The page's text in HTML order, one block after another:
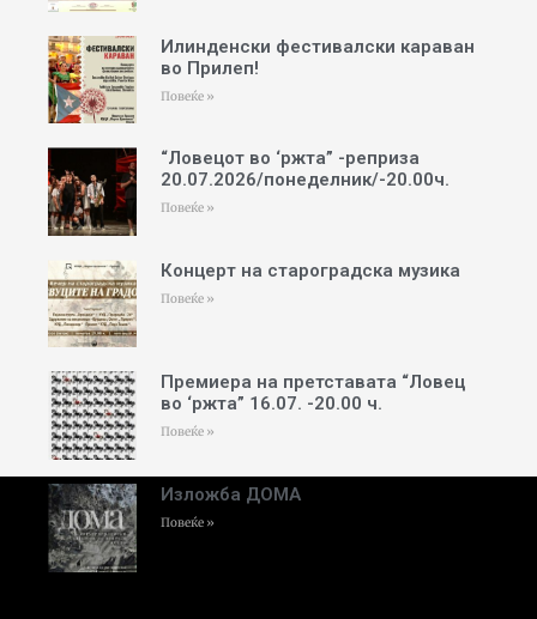
Илинденски фестивалски караван
во Прилеп!
Повеќе »
“Ловецот во ‘ржта” -реприза
20.07.2026/понеделник/-20.00ч.
Повеќе »
Концерт на староградска музика
Повеќе »
Премиера на претставата “Ловец
во ‘ржта” 16.07. -20.00 ч.
Повеќе »
Изложба ДОМА
Повеќе »